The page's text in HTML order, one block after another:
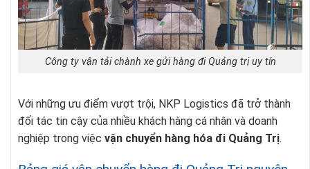
Công ty vận tải chành xe gửi hàng đi Quảng trị uy tín
Với những ưu điểm vượt trội, NKP Logistics đã trở thành
đối tác tin cậy của nhiều khách hàng cá nhân và doanh
nghiệp trong việc vận chuyển hàng hóa đi Quảng Trị.